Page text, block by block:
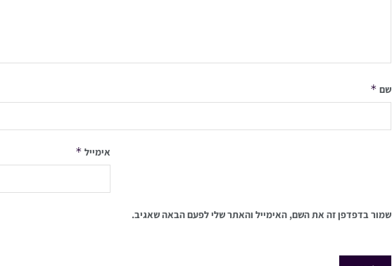
שם *
אימייל *
שמור בדפדפן זה את השם, האימייל והאתר שלי לפעם הבאה שאגיב.